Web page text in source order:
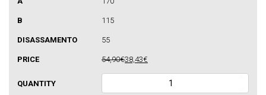
quantità
115
55
54,90€38,43€
regolabile